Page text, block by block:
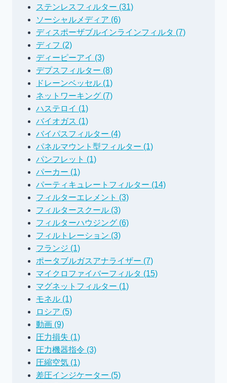
ステンレスフィルター (31)
ソーシャルメディア (6)
ディスポーザブルインラインフィルタ (7)
ディフ (2)
ディーピーアイ (3)
デプスフィルター (8)
ドレーンベッセル (1)
ネットワーキング (7)
ハステロイ (1)
バイオガス (1)
バイパスフィルター (4)
パネルマウント型フィルター (1)
パンフレット (1)
パーカー (1)
パーティキュレートフィルター (14)
フィルターエレメント (3)
フィルタースクール (3)
フィルターハウジング (6)
フィルトレーション (3)
フランジ (1)
ポータブルガスアナライザー (7)
マイクロファイバーフィルタ (15)
マグネットフィルター (1)
モネル (1)
ロシア (5)
動画 (9)
圧力損失 (1)
圧力機器指令 (3)
圧縮空気 (1)
差圧インジケーター (5)